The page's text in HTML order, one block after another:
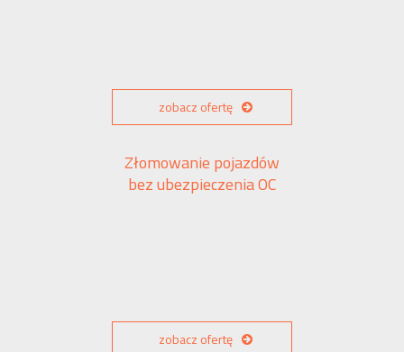
zobacz ofertę
Złomowanie pojazdów
bez ubezpieczenia OC
zobacz ofertę